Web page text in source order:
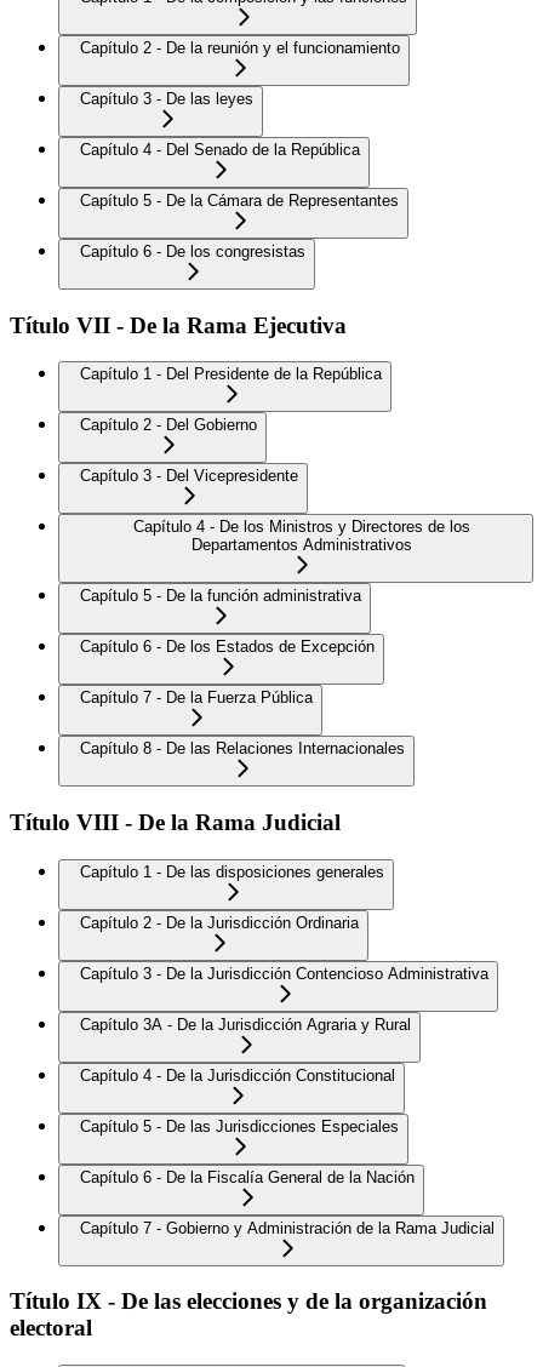
Capítulo 2 - De la reunión y el funcionamiento
Capítulo 3 - De las leyes
Capítulo 4 - Del Senado de la República
Capítulo 5 - De la Cámara de Representantes
Capítulo 6 - De los congresistas
Título VII - De la Rama Ejecutiva
Capítulo 1 - Del Presidente de la República
Capítulo 2 - Del Gobierno
Capítulo 3 - Del Vicepresidente
Capítulo 4 - De los Ministros y Directores de los
Departamentos Administrativos
Capítulo 5 - De la función administrativa
Capítulo 6 - De los Estados de Excepción
Capítulo 7 - De la Fuerza Pública
Capítulo 8 - De las Relaciones Internacionales
Título VIII - De la Rama Judicial
Capítulo 1 - De las disposiciones generales
Capítulo 2 - De la Jurisdicción Ordinaria
Capítulo 3 - De la Jurisdicción Contencioso Administrativa
Capítulo 3A - De la Jurisdicción Agraria y Rural
Capítulo 4 - De la Jurisdicción Constitucional
Capítulo 5 - De las Jurisdicciones Especiales
Capítulo 6 - De la Fiscalía General de la Nación
Capítulo 7 - Gobierno y Administración de la Rama Judicial
Título IX - De las elecciones y de la organización
electoral